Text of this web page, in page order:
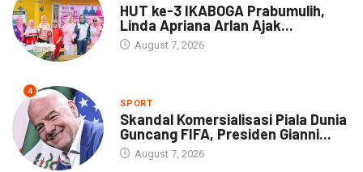
HUT ke-3 IKABOGA Prabumulih,
Linda Apriana Arlan Ajak...
August 7, 2026
4
SPORT
Skandal Komersialisasi Piala Dunia
Guncang FIFA, Presiden Gianni...
August 7, 2026